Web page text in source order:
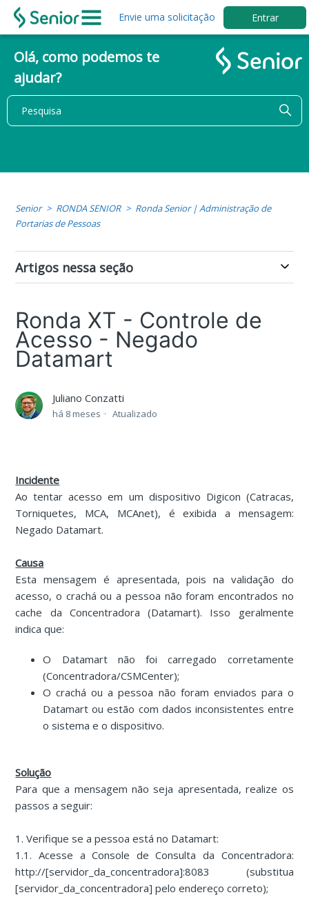
Envie uma solicitação Entrar
Olá, como podemos te
ajudar?
Senior RONDA SENIOR
Ronda Senior | Administração de
Portarias de Pessoas
Artigos nessa seção
Ronda XT - Controle de
Acesso - Negado
Datamart
Juliano Conzatti
há 8 meses Atualizado
Incidente
Ao tentar acesso em um dispositivo Digicon (Catracas,
Torniquetes, MCA, MCAnet), é exibida a mensagem:
Negado Datamart.
Causa
Esta mensagem é apresentada, pois na validação do
acesso, o crachá ou a pessoa não foram encontrados no
cache da Concentradora (Datamart). Isso geralmente
indica que:
O Datamart não foi carregado corretamente
(Concentradora/CSMCenter);
O crachá ou a pessoa não foram enviados para o
Datamart ou estão com dados inconsistentes entre
o sistema e o dispositivo.
Solução
Para que a mensagem não seja apresentada, realize os
passos a seguir:
1. Verifique se a pessoa está no Datamart:
1.1. Acesse a Console de Consulta da Concentradora:
http://[servidor_da_concentradora]:8083 (substitua
[servidor_da_concentradora] pelo endereço correto);